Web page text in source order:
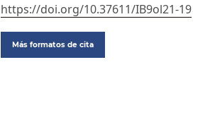
https://doi.org/10.37611/IB9ol21-19
Más formatos de cita